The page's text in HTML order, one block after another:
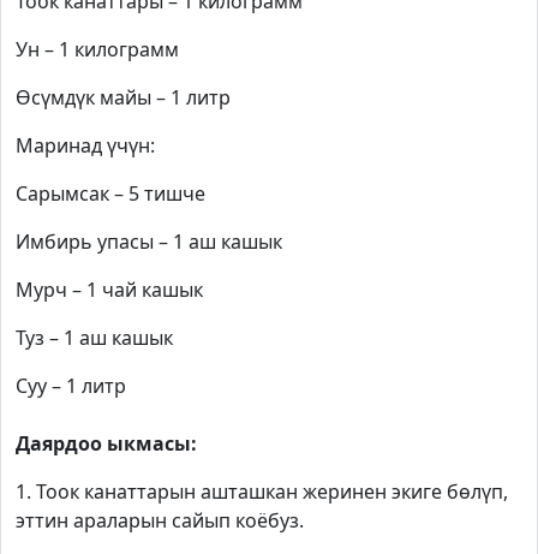
Ун – 1 килограмм
Өсүмдүк майы – 1 литр
Маринад үчүн:
Сарымсак – 5 тишче
Имбирь упасы – 1 аш кашык
Мурч – 1 чай кашык
Туз – 1 аш кашык
Суу – 1 литр
Даярдоо ыкмасы:
1. Тоок канаттарын ашташкан жеринен экиге бөлүп,
эттин араларын сайып коёбуз.